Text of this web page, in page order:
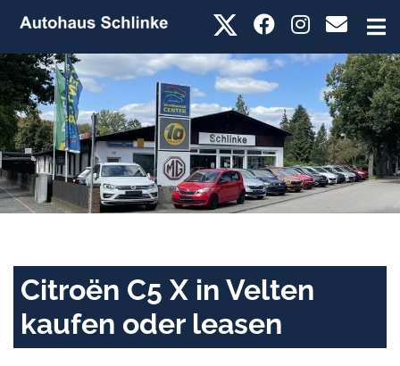
Citroën C5 X in Velten
kaufen oder leasen